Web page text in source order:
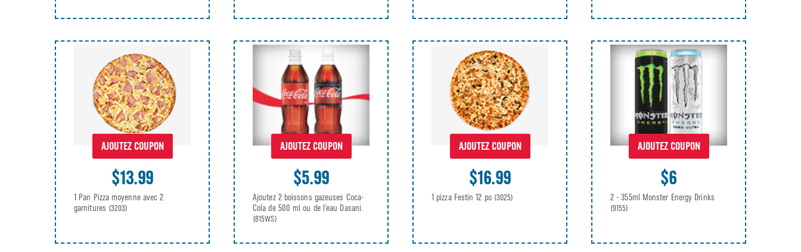
AJOUTEZ COUPON
$13.99
1 Pan Pizza moyenne avec 2
garnitures (3203)
AJOUTEZ COUPON
$5.99
Ajoutez 2 boissons gazeuses Coca-
Cola de 500 ml ou de l’eau Dasani.
(815WS)
AJOUTEZ COUPON
$16.99
1 pizza Festin 12 po (3025)
AJOUTEZ COUPON
$6
2 - 355ml Monster Energy Drinks
(9155)